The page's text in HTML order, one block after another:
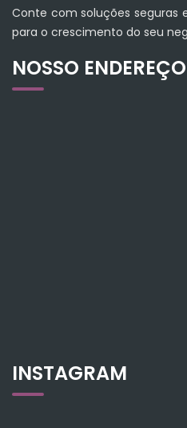
Conte com soluções seguras
para o crescimento do seu
NOSSO ENDEREÇO
INSTAGRAM